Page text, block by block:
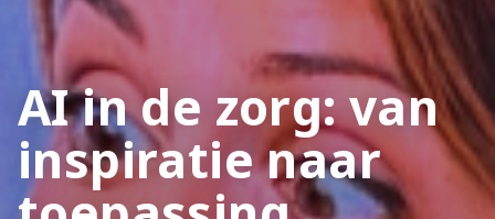
AI in de zorg: van
inspiratie naar